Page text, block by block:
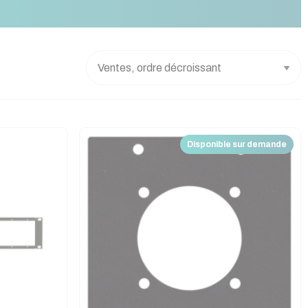
Disponible sur demande